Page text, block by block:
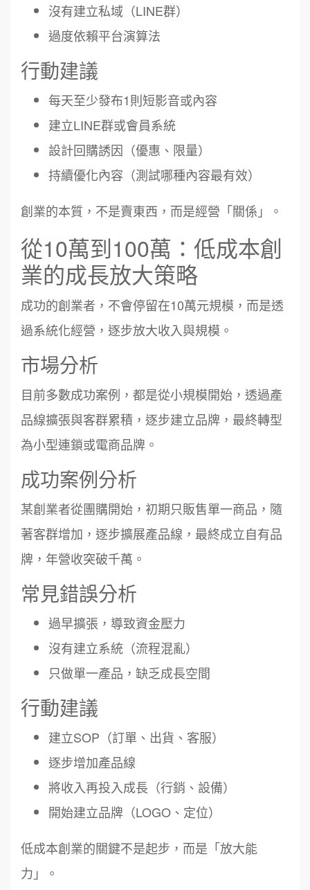
沒有建立私域（LINE群）
過度依賴平台演算法
行動建議
每天至少發布1則短影音或內容
建立LINE群或會員系統
設計回購誘因（優惠、限量）
持續優化內容（測試哪種內容最有效）
創業的本質，不是賣東西，而是經營「關係」。
從10萬到100萬：低成本創
業的成長放大策略
成功的創業者，不會停留在10萬元規模，而是透
過系統化經營，逐步放大收入與規模。
市場分析
目前多數成功案例，都是從小規模開始，透過產
品線擴張與客群累積，逐步建立品牌，最終轉型
為小型連鎖或電商品牌。
成功案例分析
某創業者從團購開始，初期只販售單一商品，隨
著客群增加，逐步擴展產品線，最終成立自有品
牌，年營收突破千萬。
常見錯誤分析
過早擴張，導致資金壓力
沒有建立系統（流程混亂）
只做單一產品，缺乏成長空間
行動建議
建立SOP（訂單、出貨、客服）
逐步增加產品線
將收入再投入成長（行銷、設備）
開始建立品牌（LOGO、定位）
低成本創業的關鍵不是起步，而是「放大能
力」。